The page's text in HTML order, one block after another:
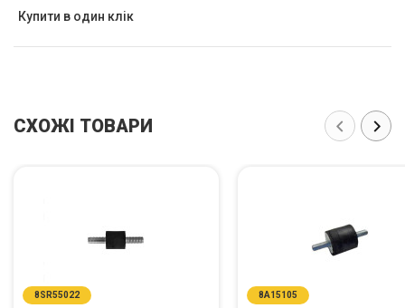
Купити в один клік
СХОЖІ ТОВАРИ
8SR55022 8A15105